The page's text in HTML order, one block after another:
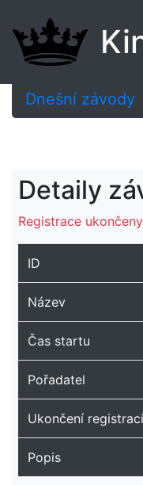
Dnešní závody
Detaily
Registrace ukončeny
ID
Název
Čas startu
Pořadatel
Ukončení registrací
Popis